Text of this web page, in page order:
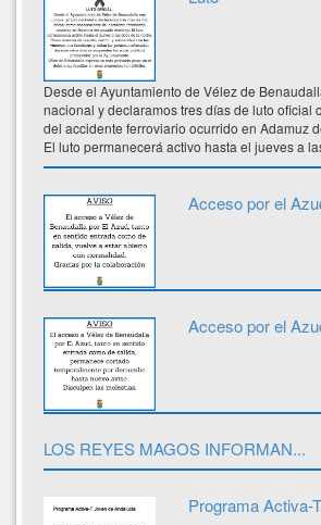
Desde el Ayuntamiento de Vélez de
nacional y declaramos tres días de luto oficial
del accidente ferroviario ocurrido en Adamuz
El luto permanecerá activo hasta el jueves a
Acceso por el
Acceso por el
LOS REYES MAGOS INFORMAN...
Programa Activa-